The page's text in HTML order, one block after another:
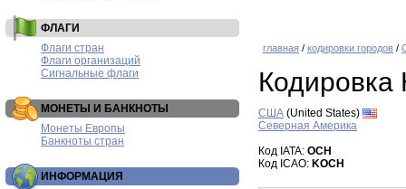
ФЛАГИ
Флаги стран
Флаги организаций
Сигнальные флаги
МОНЕТЫ И БАНКНОТЫ
Монеты Европы
Банкноты стран
ИНФОРМАЦИЯ
главная / кодировки городов /
Кодировка
США (United States)
Северная Америка
Код IATA: OCH
Код ICAO: KOCH